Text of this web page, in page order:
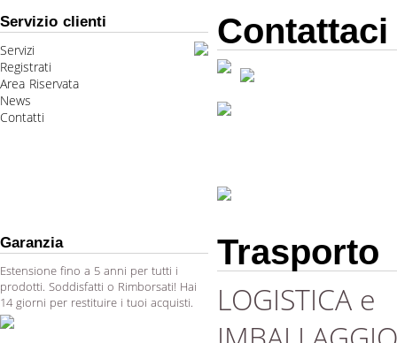
Servizio clienti
Servizi
Registrati
Area Riservata
News
Contatti
Contattaci
Garanzia
Estensione fino a 5 anni per tutti i
prodotti. Soddisfatti o Rimborsati! Hai
14 giorni per restituire i tuoi acquisti.
Trasporto
LOGISTICA e